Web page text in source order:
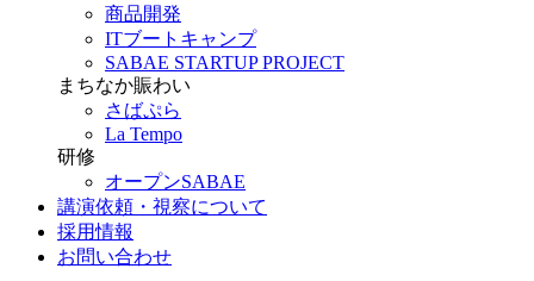
商品開発
ITブートキャンプ
SABAE STARTUP PROJECT
まちなか賑わい
さばぷら
La Tempo
研修
オープンSABAE
講演依頼・視察について
採用情報
お問い合わせ